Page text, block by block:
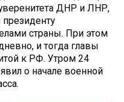
ДНР и ЛНР,
страны. При этом
и тогда главы
к РФ. Утром 24
о начале военной